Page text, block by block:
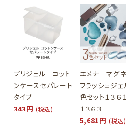
プリジェル コット
ンケースセパレート
タイプ
343円 (税込)
エメナ マグネ
フラッシュジェ
色セット１３６
１３６３
5,681円 (税込)